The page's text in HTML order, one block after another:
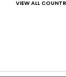
Demasiado grande
VIEW ALL